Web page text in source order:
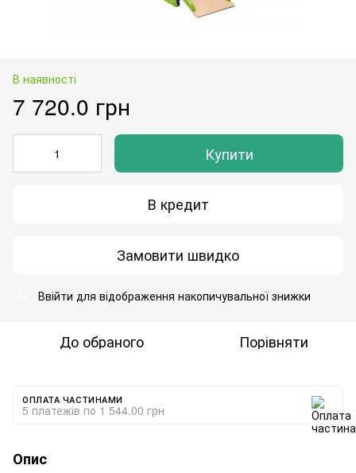
В наявності
7 720.0 грн
Купити
В кредит
Замовити швидко
Ввійти для відображення накопичувальної знижки
До обраного Порівняти
ОПЛАТА ЧАСТИНАМИ
5 платежів по 1 544.00 грн
Опис